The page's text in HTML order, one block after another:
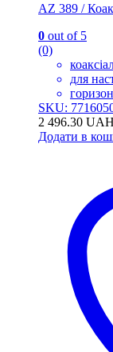
AZ 389 /
0 out of 5
(0)
для
SKU:
2 496.30 UAH
Додати в